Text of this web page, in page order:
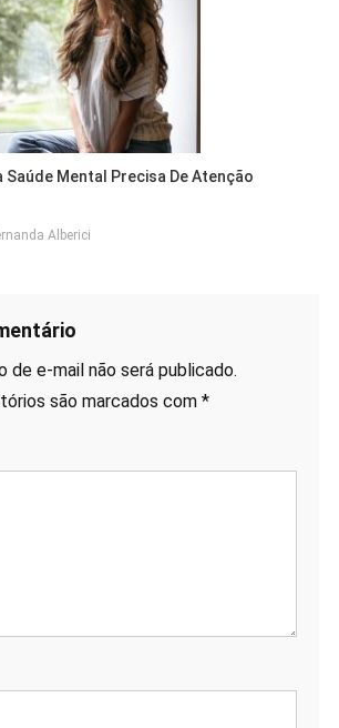
Saúde Mental Precisa De Atenção
Alberici
de e-mail não será publicado.
são marcados com *